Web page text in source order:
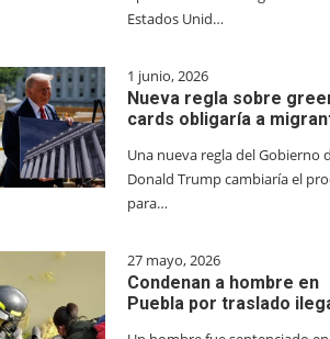
Estados Unid…
1 junio, 2026
Nueva regla sobre
cards obligaría a
Una nueva regla del Gobierno
Donald Trump cambiaría el
para…
27 mayo, 2026
Condenan a hombre en
Puebla por traslado